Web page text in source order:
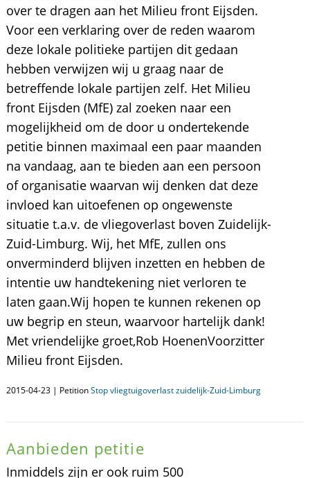
over te dragen aan het Milieu front Eijsden.
Voor een verklaring over de reden waarom
deze lokale politieke partijen dit gedaan
hebben verwijzen wij u graag naar de
betreffende lokale partijen zelf. Het Milieu
front Eijsden (MfE) zal zoeken naar een
mogelijkheid om de door u ondertekende
petitie binnen maximaal een paar maanden
na vandaag, aan te bieden aan een persoon
of organisatie waarvan wij denken dat deze
invloed kan uitoefenen op ongewenste
situatie t.a.v. de vliegoverlast boven Zuidelijk-
Zuid-Limburg. Wij, het MfE, zullen ons
onverminderd blijven inzetten en hebben de
intentie uw handtekening niet verloren te
laten gaan.Wij hopen te kunnen rekenen op
uw begrip en steun, waarvoor hartelijk dank!
Met vriendelijke groet,Rob HoenenVoorzitter
Milieu front Eijsden.
2015-04-23 | PetitionStop vliegtuigoverlast zuidelijk-Zuid-Limburg
Aanbieden petitie
Inmiddels zijn er ook ruim 500